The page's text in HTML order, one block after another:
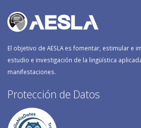
El objetivo de AESLA es fomentar, estimular e
estudio e investigación de la lingüística
manifestaciones.
Protección de Datos